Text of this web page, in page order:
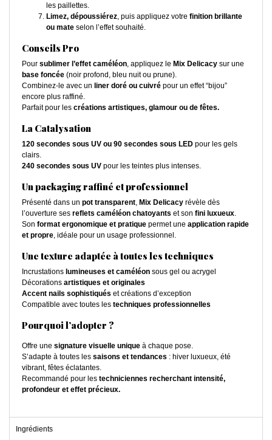
les paillettes.
Limez, dépoussiérez, puis appliquez votre finition brillante
ou mate selon l’effet souhaité.
Conseils Pro
Pour sublimer l’effet caméléon, appliquez le Mix Delicacy sur une
base foncée (noir profond, bleu nuit ou prune).
Combinez-le avec un liner doré ou cuivré pour un effet “bijou”
encore plus raffiné.
Parfait pour les créations artistiques, glamour ou de fêtes.
La Catalysation
120 secondes sous UV ou 90 secondes sous LED pour les gels
clairs.
240 secondes sous UV pour les teintes plus intenses.
Un packaging raffiné et professionnel
Présenté dans un pot transparent, Mix Delicacy révèle dès
l’ouverture ses reflets caméléon chatoyants et son fini luxueux.
Son format ergonomique et pratique permet une application rapide
et propre, idéale pour un usage professionnel.
Une texture adaptée à toutes les techniques
Incrustations lumineuses et caméléon sous gel ou acrygel
Décorations artistiques et originales
Accent nails sophistiqués et créations d’exception
Compatible avec toutes les techniques professionnelles
Pourquoi l’adopter ?
Offre une signature visuelle unique à chaque pose.
S’adapte à toutes les saisons et tendances : hiver luxueux, été
vibrant, fêtes éclatantes.
Recommandé pour les techniciennes recherchant intensité,
profondeur et effet précieux.
Ingrédients